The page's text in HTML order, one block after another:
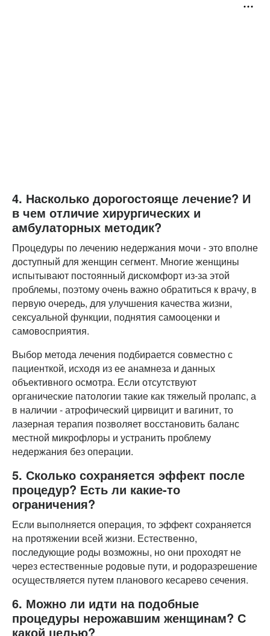
4. Насколько дорогостояще лечение? И
в чем отличие хирургических и
амбулаторных методик?
Процедуры по лечению недержания мочи - это вполне
доступный для женщин сегмент. Многие женщины
испытывают постоянный дискомфорт из-за этой
проблемы, поэтому очень важно обратиться к врачу, в
первую очередь, для улучшения качества жизни,
сексуальной функции, поднятия самооценки и
самовосприятия.
Выбор метода лечения подбирается совместно с
пациенткой, исходя из ее анамнеза и данных
объективного осмотра. Если отсутствуют
органические патологии такие как тяжелый пролапс, а
в наличии - атрофический цирвицит и вагинит, то
лазерная терапия позволяет восстановить баланс
местной микрофлоры и устранить проблему
недержания без операции.
5. Сколько сохраняется эффект после
процедур? Есть ли какие-то
ограничения?
Если выполняется операция, то эффект сохраняется
на протяжении всей жизни. Естественно,
последующие роды возможны, но они проходят не
через естественные родовые пути, и родоразрешение
осуществляется путем планового кесарево сечения.
6. Можно ли идти на подобные
процедуры нерожавшим женщинам? С
какой целью?